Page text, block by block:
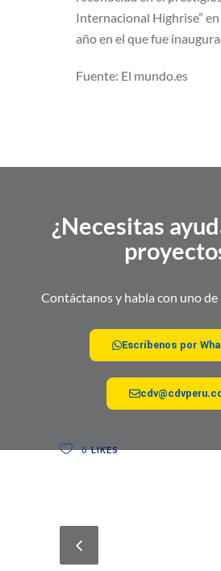
Internacional Highrise” en
año en el que fue
Fuente: El mundo.es
¿Necesitas
Contáctanos y habla con uno
Escríbenos por
0LIKES